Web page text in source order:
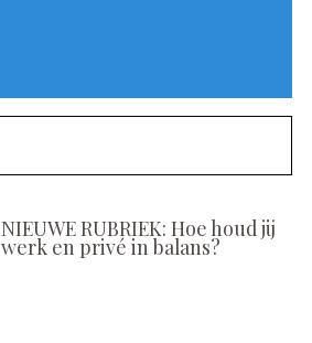
NIEUWE RUBRIEK: Hoe houd jij
werk en privé in balans?